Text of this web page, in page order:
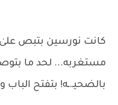
كانت نورسين بتبص
مستغربه... لحد ما
بالضحيـ.ـه! بتفتح